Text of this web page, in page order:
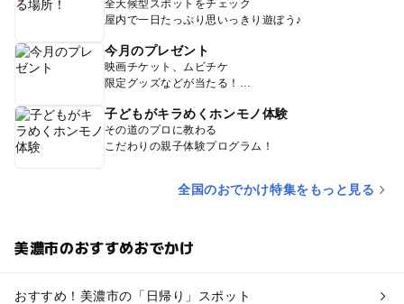
全天候型スポットをチェック
屋内で一日たっぷり思いっきり遊ぼう♪
今月のプレゼント
映画チケット、ムビチケ
限定グッズなどが当たる！
子どもがキラめくホンモノ体験
その道のプロに教わる
こだわりの親子体験プログラム！
全国のおでかけ特集をもっと見る
美濃市のおすすめおでかけ
おすすめ！美濃市の「日帰り」スポット